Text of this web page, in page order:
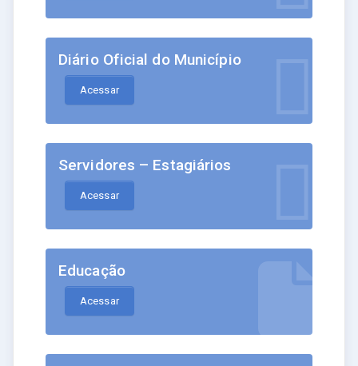
Diário Oficial do Município
Acessar
Servidores – Estagiários
Acessar
Educação
Acessar